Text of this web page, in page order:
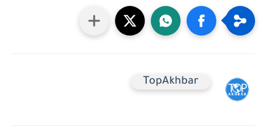
TopAkhbar